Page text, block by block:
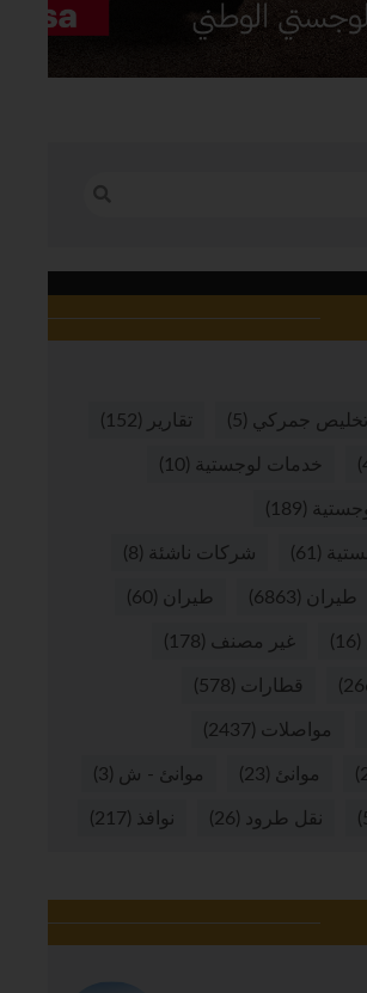
تخليص جمركي (5) تقارير (152)
خدمات لوجستية (10)
(189)
(61) شركات ناشئة (8)
طيران (6863) طيران (60)
(16) غير مصنف (178)
قطارات (578)
مواصلات (2437)
موانئ (23) موانئ - ش (3)
نقل طرود (26) نوافذ (217)